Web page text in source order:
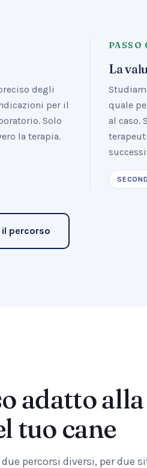
degli
per il
Solo
la terapia.
PASSO
La
quale
al caso.
il percorso
adatto alla
tuo cane
percorsi diversi, per due